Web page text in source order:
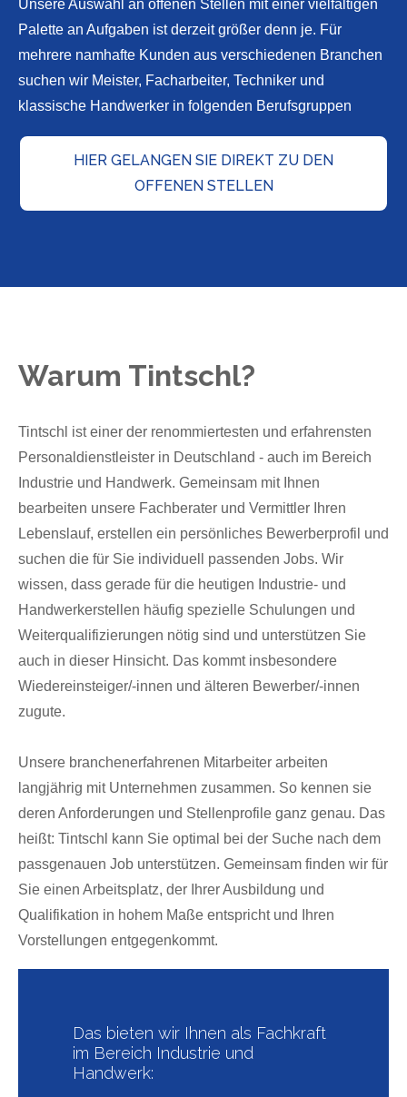
Unsere Auswahl an offenen Stellen mit einer vielfältigen
Palette an Aufgaben ist derzeit größer denn je. Für
mehrere namhafte Kunden aus verschiedenen Branchen
suchen wir Meister, Facharbeiter, Techniker und
klassische Handwerker in folgenden Berufsgruppen
HIER GELANGEN SIE DIREKT ZU DEN
OFFENEN STELLEN
Warum Tintschl?
Tintschl ist einer der renommiertesten und erfahrensten
Personaldienstleister in Deutschland - auch im Bereich
Industrie und Handwerk. Gemeinsam mit Ihnen
bearbeiten unsere Fachberater und Vermittler Ihren
Lebenslauf, erstellen ein persönliches Bewerberprofil und
suchen die für Sie individuell passenden Jobs. Wir
wissen, dass gerade für die heutigen Industrie- und
Handwerkerstellen häufig spezielle Schulungen und
Weiterqualifizierungen nötig sind und unterstützen Sie
auch in dieser Hinsicht. Das kommt insbesondere
Wiedereinsteiger/-innen und älteren Bewerber/-innen
zugute.
Unsere branchenerfahrenen Mitarbeiter arbeiten
langjährig mit Unternehmen zusammen. So kennen sie
deren Anforderungen und Stellenprofile ganz genau. Das
heißt: Tintschl kann Sie optimal bei der Suche nach dem
passgenauen Job unterstützen. Gemeinsam finden wir für
Sie einen Arbeitsplatz, der Ihrer Ausbildung und
Qualifikation in hohem Maße entspricht und Ihren
Vorstellungen entgegenkommt.
Das bieten wir Ihnen als Fachkraft
im Bereich Industrie und
Handwerk: